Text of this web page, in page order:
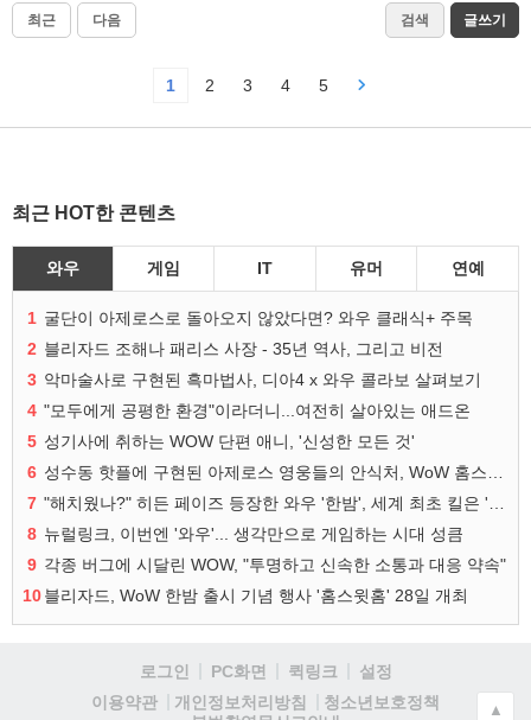
최근 다음 검색 글쓰기
1 2 3 4 5
최근 HOT한 콘텐츠
와우 게임 IT 유머 연예
1 굴단이 아제로스로 돌아오지 않았다면? 와우 클래식+ 주목
2 블리자드 조해나 패리스 사장 - 35년 역사, 그리고 비전
3 악마술사로 구현된 흑마법사, 디아4 x 와우 콜라보 살펴보기
4 "모두에게 공평한 환경"이라더니...여전히 살아있는 애드온
5 성기사에 취하는 WOW 단편 애니, '신성한 모든 것'
6
7
8 뉴럴링크, 이번엔 '와우'... 생각만으로 게임하는 시대 성큼
9 각종 버그에 시달린 WOW, "투명하고 신속한 소통과 대응 약속"
10블리자드, WoW 한밤 출시 기념 행사 '홈스윗홈' 28일 개최
로그인 PC화면 퀵링크
설정
이용약관
개인정보처리방침
청소년보호정책
▲